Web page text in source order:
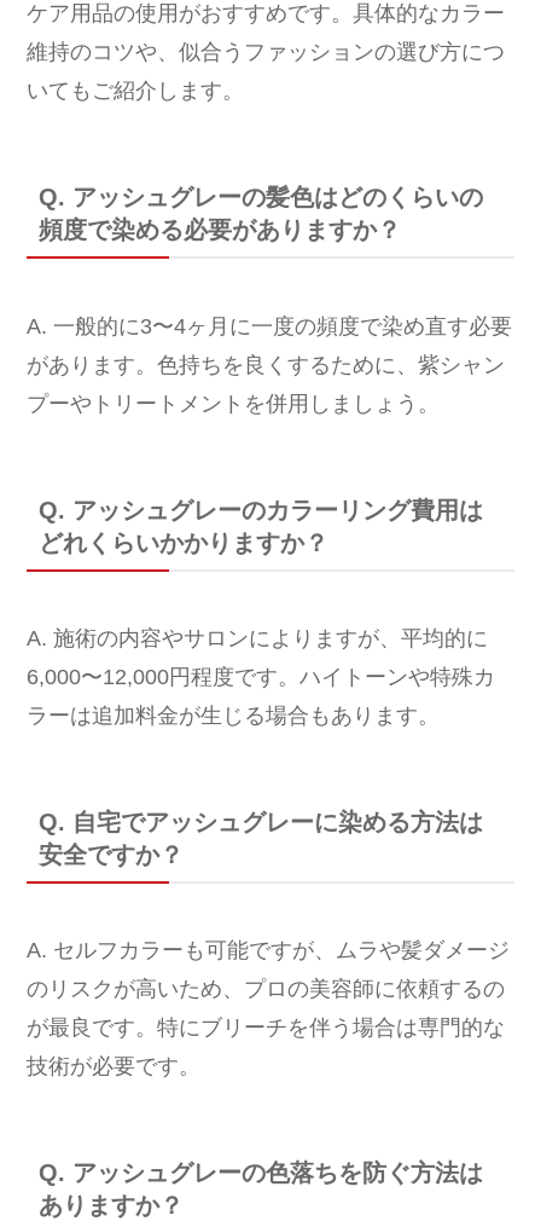
ケア用品の使用がおすすめです。具体的なカラー
維持のコツや、似合うファッションの選び方につ
いてもご紹介します。
Q. アッシュグレーの髪色はどのくらいの
頻度で染める必要がありますか？
A. 一般的に3〜4ヶ月に一度の頻度で染め直す必要
があります。色持ちを良くするために、紫シャン
プーやトリートメントを併用しましょう。
Q. アッシュグレーのカラーリング費用は
どれくらいかかりますか？
A. 施術の内容やサロンによりますが、平均的に
6,000〜12,000円程度です。ハイトーンや特殊カ
ラーは追加料金が生じる場合もあります。
Q. 自宅でアッシュグレーに染める方法は
安全ですか？
A. セルフカラーも可能ですが、ムラや髪ダメージ
のリスクが高いため、プロの美容師に依頼するの
が最良です。特にブリーチを伴う場合は専門的な
技術が必要です。
Q. アッシュグレーの色落ちを防ぐ方法は
ありますか？